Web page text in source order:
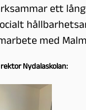
ett
med
Nydalaskolan: